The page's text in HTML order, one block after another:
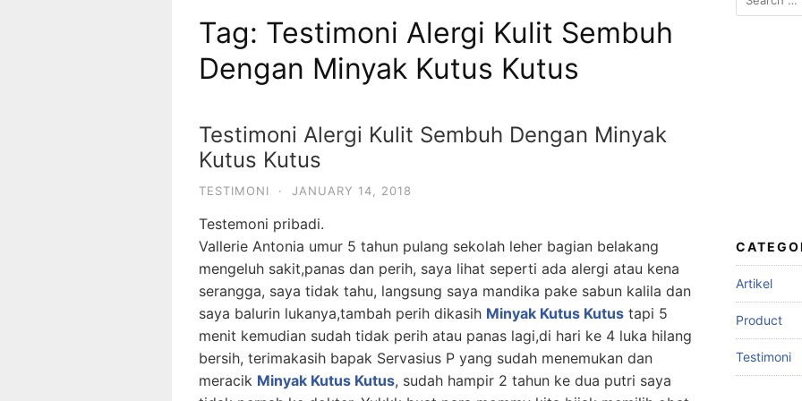
Tag: Testimoni Alergi Kulit Sembuh
Dengan Minyak Kutus Kutus
Testimoni Alergi Kulit Sembuh Dengan Minyak
Kutus Kutus
TESTIMONI · JANUARY 14, 2018
Testemoni pribadi.
Vallerie Antonia umur 5 tahun pulang sekolah leher bagian belakang
mengeluh sakit,panas dan perih, saya lihat seperti ada alergi atau kena
serangga, saya tidak tahu, langsung saya mandika pake sabun kalila dan
saya balurin lukanya,tambah perih dikasih Minyak Kutus Kutus tapi 5
menit kemudian sudah tidak perih atau panas lagi,di hari ke 4 luka hilang
bersih, terimakasih bapak Servasius P yang sudah menemukan dan
meracik Minyak Kutus Kutus, sudah hampir 2 tahun ke dua putri saya
for:
Artikel
Product
Testimoni